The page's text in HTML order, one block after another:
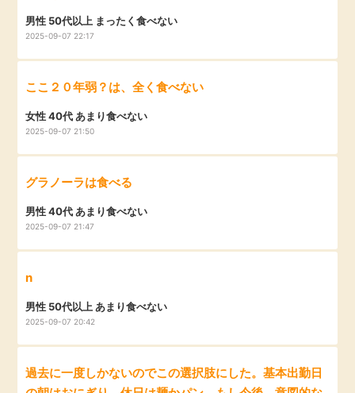
男性 50代以上 まったく食べない
2025-09-07 22:17
ここ２０年弱？は、全く食べない
女性 40代 あまり食べない
2025-09-07 21:50
グラノーラは食べる
男性 40代 あまり食べない
2025-09-07 21:47
n
男性 50代以上 あまり食べない
2025-09-07 20:42
過去に一度しかないのでこの選択肢にした。基本出勤日